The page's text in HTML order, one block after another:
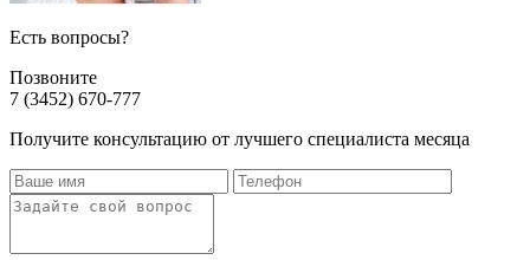
Есть вопросы?
Позвоните
7 (3452) 670-777
Получите консультацию от лучшего специалиста месяца